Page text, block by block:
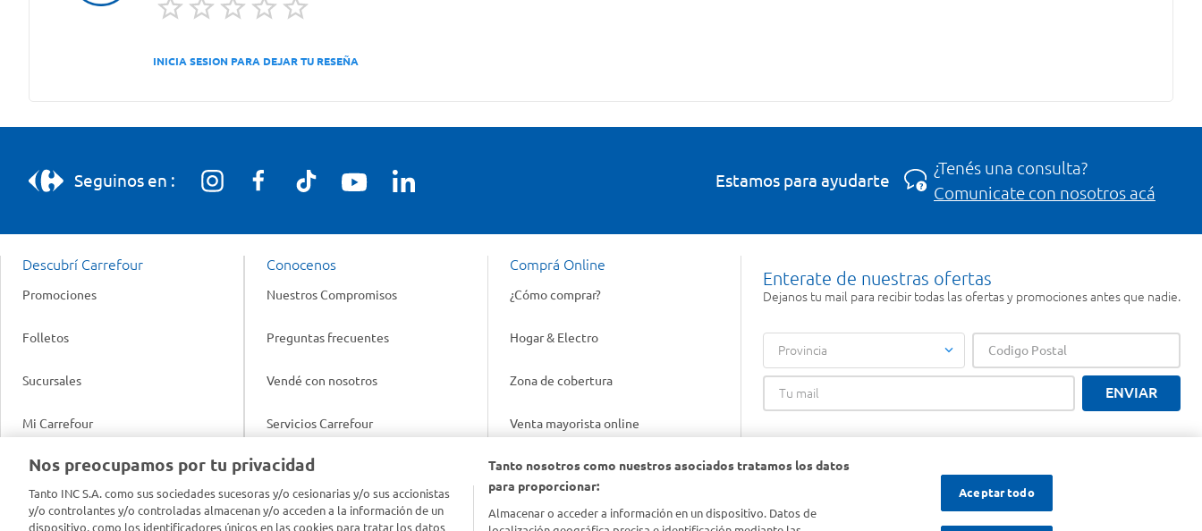
INICIA SESION PARA DEJAR TU RESEÑA
Seguinos en : Estamos para ayudarte
¿Tenés una consulta?
Comunicate con nosotros acá
Descubrí Carrefour
Promociones
Folletos
Sucursales
Mi Carrefour
Productos Carrefour
Tarjeta Mi Carrefour
Conocenos
Nuestros Compromisos
Preguntas frecuentes
Vendé con nosotros
Servicios Carrefour
Info útil
Tasas de interés
Comprá Online
¿Cómo comprar?
Hogar & Electro
Zona de cobertura
Venta mayorista online
Gift cards empresariales
Enterate de nuestras ofertas
Dejanos tu mail para recibir todas las ofertas y promociones antes que nadie.
Provincia
ENVIAR
Nos preocupamos por tu privacidad
Tanto INC S.A. como sus sociedades sucesoras y/o cesionarias y/o sus accionistas
y/o controlantes y/o controladas almacenan y/o acceden a la información de un
dispositivo, como los identificadores únicos en las cookies para tratar los datos
Tanto nosotros como nuestros asociados tratamos los datos
para proporcionar:
Almacenar o acceder a información en un dispositivo. Datos de
Aceptar todo